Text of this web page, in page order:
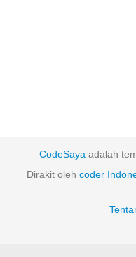
CodeSaya adalah
Dirakit oleh coder